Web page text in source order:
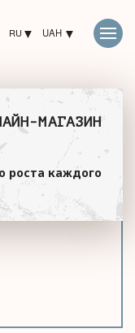
RU UAH
МАГАЗИН
роста каждого